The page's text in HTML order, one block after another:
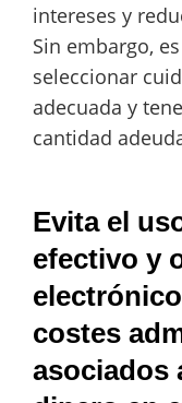
intereses y
Sin embargo,
seleccionar
adecuada y
cantidad
Evita el
efectivo y
costes
asociados